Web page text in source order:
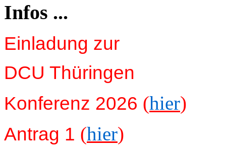
Infos ...
Einladung zur
DCU Thüringen
Konferenz 2026 (hier)
Antrag 1 (hier)